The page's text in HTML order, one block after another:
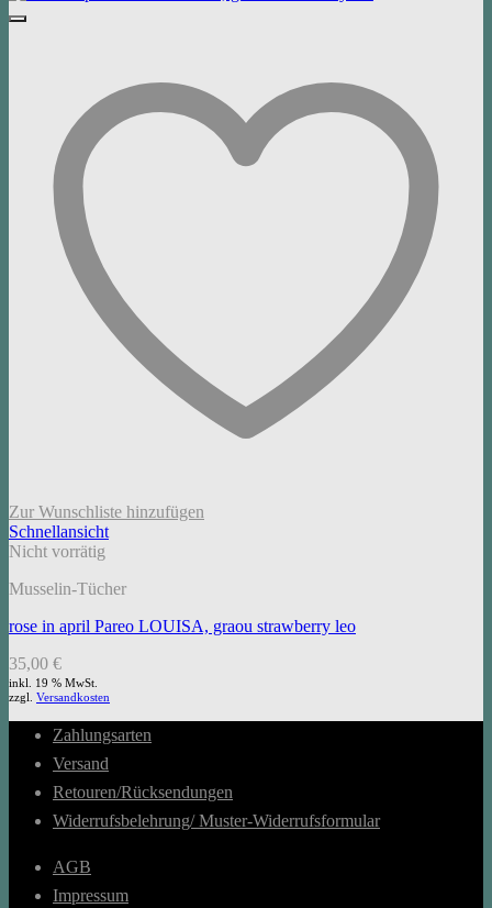
Zur Wunschliste hinzufügen
Schnellansicht
Nicht vorrätig
Musselin-Tücher
rose in april Pareo LOUISA, graou strawberry leo
35,00 €
inkl. 19 % MwSt.
zzgl. Versandkosten
Zahlungsarten
Versand
Retouren/Rücksendungen
Widerrufsbelehrung/ Muster-Widerrufsformular
AGB
Impressum